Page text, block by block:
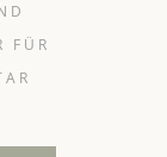
FÜR